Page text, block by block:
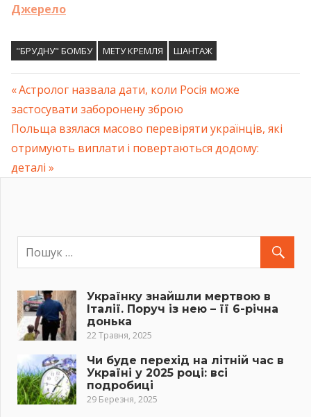
Джерело
"БРУДНУ" БОМБУ МЕТУ КРЕМЛЯ ШАНТАЖ
Навігація
записів
Previous
Post:
Астролог назвала дати, коли Росія може
застосувати заборонену зброю
Next
Post:
Польща взялася масово перевіряти українців, які
отримують виплати і повертаються додому:
деталі
Українку знайшли мертвою в
Італії. Поруч із нею – її 6-річна
донька
22 Травня, 2025
Чи буде перехід на літній час в
Україні у 2025 році: всі
подробиці
29 Березня, 2025